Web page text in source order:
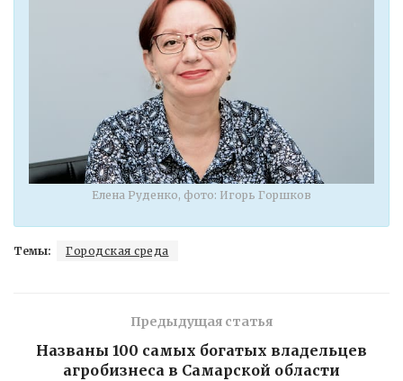
Елена Руденко, фото: Игорь Горшков
Темы: Городская среда
Предыдущая статья
Названы 100 самых богатых владельцев
агробизнеса в Самарской области